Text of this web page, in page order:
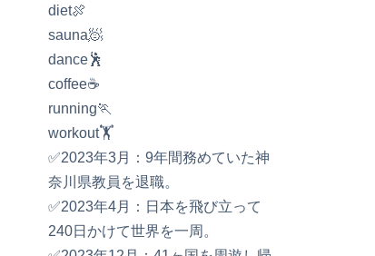
diet🍖
sauna🧖
dance🕺
coffee☕️
running🏃
workout🏋️
✅2023年3月：9年間務めていた神
奈川県教員を退職。
✅2023年4月：日本を飛び立って
240日かけて世界を一周。